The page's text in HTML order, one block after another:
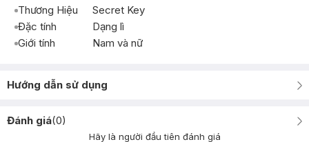
Thương Hiệu
Secret Key
Đặc tính
Dạng lì
Giới tính
Nam và nữ
Hướng dẫn sử dụng
Đánh giá(0)
Hãy là người đầu tiên đánh giá